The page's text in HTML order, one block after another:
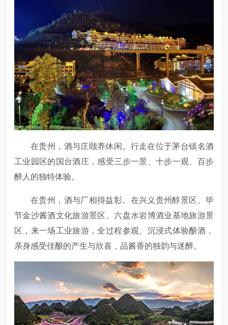
在贵州，酒与庄颐养休闲。行走在位于茅台镇名酒
工业园区的国台酒庄，感受三步一景、十步一观、百步
醉人的独特体验。
在贵州，酒与厂相得益彰。在兴义贵州醇景区、毕
节金沙酱酒文化旅游景区、六盘水岩博酒业基地旅游景
区，来一场工业旅游，全过程参观、沉浸式体验酿酒，
亲身感受佳酿的产生与欣喜，品酱香的独韵与迷醉。